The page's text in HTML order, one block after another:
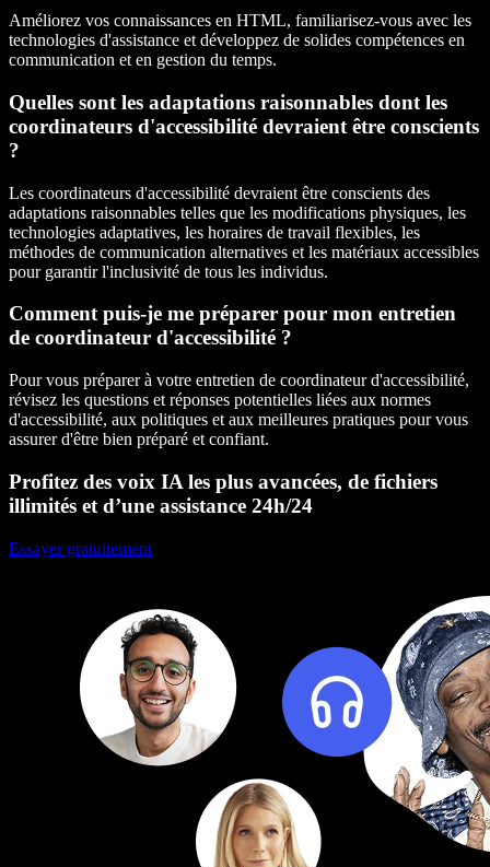
Améliorez vos connaissances en HTML, familiarisez-vous avec les
technologies d'assistance et développez de solides compétences en
communication et en gestion du temps.
Quelles sont les adaptations raisonnables dont les
coordinateurs d'accessibilité devraient être conscients
?
Les coordinateurs d'accessibilité devraient être conscients des
adaptations raisonnables telles que les modifications physiques, les
technologies adaptatives, les horaires de travail flexibles, les
méthodes de communication alternatives et les matériaux accessibles
pour garantir l'inclusivité de tous les individus.
Comment puis-je me préparer pour mon entretien
de coordinateur d'accessibilité ?
Pour vous préparer à votre entretien de coordinateur d'accessibilité,
révisez les questions et réponses potentielles liées aux normes
d'accessibilité, aux politiques et aux meilleures pratiques pour vous
assurer d'être bien préparé et confiant.
Profitez des voix IA les plus avancées, de fichiers
illimités et d’une assistance 24h/24
Essayer gratuitement